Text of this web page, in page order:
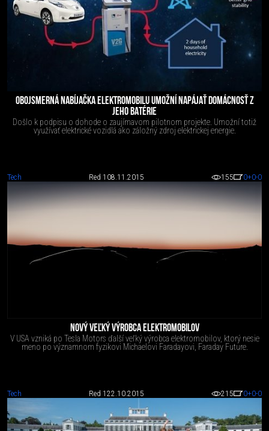
OBOJSMERNÁ NABÍJAČKA ELEKTROMOBILU UMOŽNÍ NAPÁJAŤ DOMÁCNOSŤ Z
JEHO BATÉRIE
Došlo k podpisu o do­ho­de o za­ují­ma­vom pi­lot­nom pro­jek­te. Umož­ní to­tiž
vy­uží­vať elek­tric­ké vo­zid­lá ako zá­lož­ný zdroj elek­tric­kej ener­gie.
Tech Red 1 08.11.2015 155 0+0-0
NOVÝ VEĽKÝ VÝROBCA ELEKTROMOBILOV
V USA vzniká po Tesla Motors ďalší veľký výrobca elektromobilov, ktorý nesie
meno po významnom fyzikovi Michaelovi Faradayovi, Faraday Future.
Tech Red 1 22.10.2015 215 0+0-0